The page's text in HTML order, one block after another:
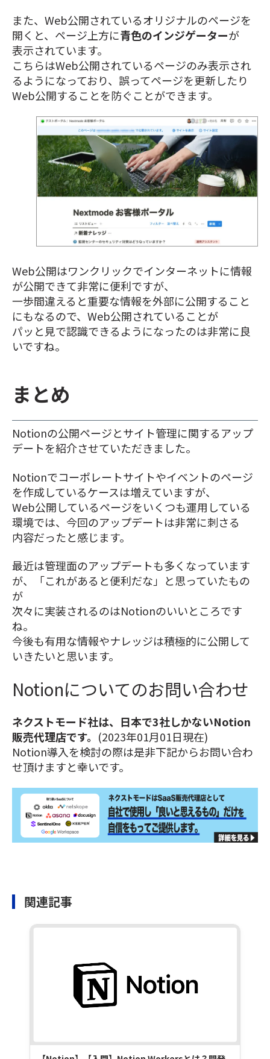
また、Web公開されているオリジナルのページを
開くと、ページ上方に青色のインジゲーターが
表示されています。
こちらはWeb公開されているページのみ表示され
るようになっており、誤ってページを更新したり
Web公開することを防ぐことができます。
Web公開はワンクリックでインターネットに情報
が公開できて非常に便利ですが、
一歩間違えると重要な情報を外部に公開すること
にもなるので、Web公開されていることが
パッと見で認識できるようになったのは非常に良
いですね。
まとめ
Notionの公開ページとサイト管理に関するアップ
デートを紹介させていただきました。
Notionでコーポレートサイトやイベントのページ
を作成しているケースは増えていますが、
Web公開しているページをいくつも運用している
環境では、今回のアップデートは非常に刺さる
内容だったと感じます。
最近は管理面のアップデートも多くなっています
が、「これがあると便利だな」と思っていたもの
が
次々に実装されるのはNotionのいいところです
ね。
今後も有用な情報やナレッジは積極的に公開して
いきたいと思います。
Notionについてのお問い合わせ
ネクストモード社は、日本で3社しかないNotion
販売代理店です。 (2023年01月01日現在)
Notion導入を検討の際は是非下記からお問い合わ
せ頂けますと幸いです。
関連記事